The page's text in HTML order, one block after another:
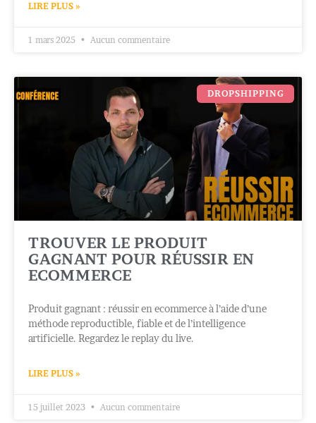
LIRE PLUS »
1 mars 2025 Aucun commentaire
DROPSHIPPING
TROUVER LE PRODUIT
GAGNANT POUR RÉUSSIR EN
ECOMMERCE
Produit gagnant : réussir en ecommerce à l’aide d’une
méthode reproductible, fiable et de l’intelligence
artificielle. Regardez le replay du live.
LIRE PLUS »
15 juillet 2023 Aucun commentaire